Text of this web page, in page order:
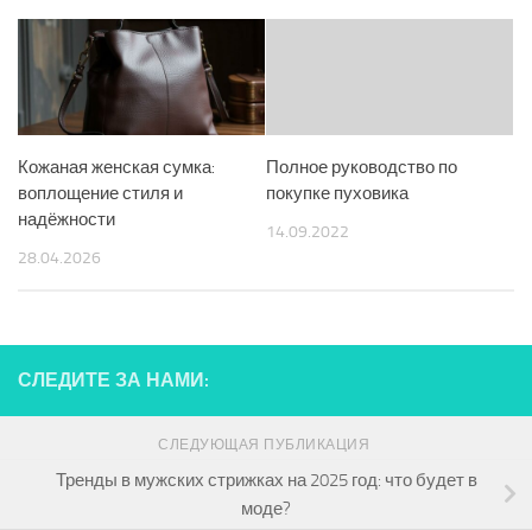
Кожаная женская сумка:
воплощение стиля и
надёжности
28.04.2026
Полное руководство по
покупке пуховика
14.09.2022
СЛЕДИТЕ ЗА НАМИ:
СЛЕДУЮЩАЯ ПУБЛИКАЦИЯ
Тренды в мужских стрижках на 2025 год: что будет в
моде?